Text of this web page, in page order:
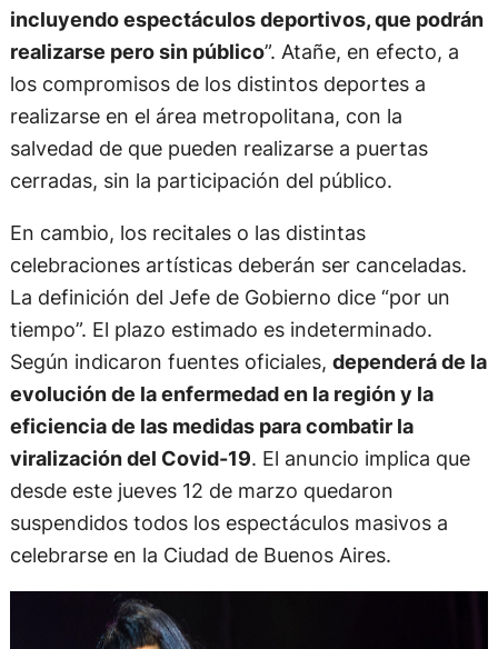
incluyendo espectáculos deportivos, que podrán
realizarse pero sin público”. Atañe, en efecto, a
los compromisos de los distintos deportes a
realizarse en el área metropolitana, con la
salvedad de que pueden realizarse a puertas
cerradas, sin la participación del público.
En cambio, los recitales o las distintas
celebraciones artísticas deberán ser canceladas.
La definición del Jefe de Gobierno dice “por un
tiempo”. El plazo estimado es indeterminado.
Según indicaron fuentes oficiales, dependerá de la
evolución de la enfermedad en la región y la
eficiencia de las medidas para combatir la
viralización del Covid-19. El anuncio implica que
desde este jueves 12 de marzo quedaron
suspendidos todos los espectáculos masivos a
celebrarse en la Ciudad de Buenos Aires.